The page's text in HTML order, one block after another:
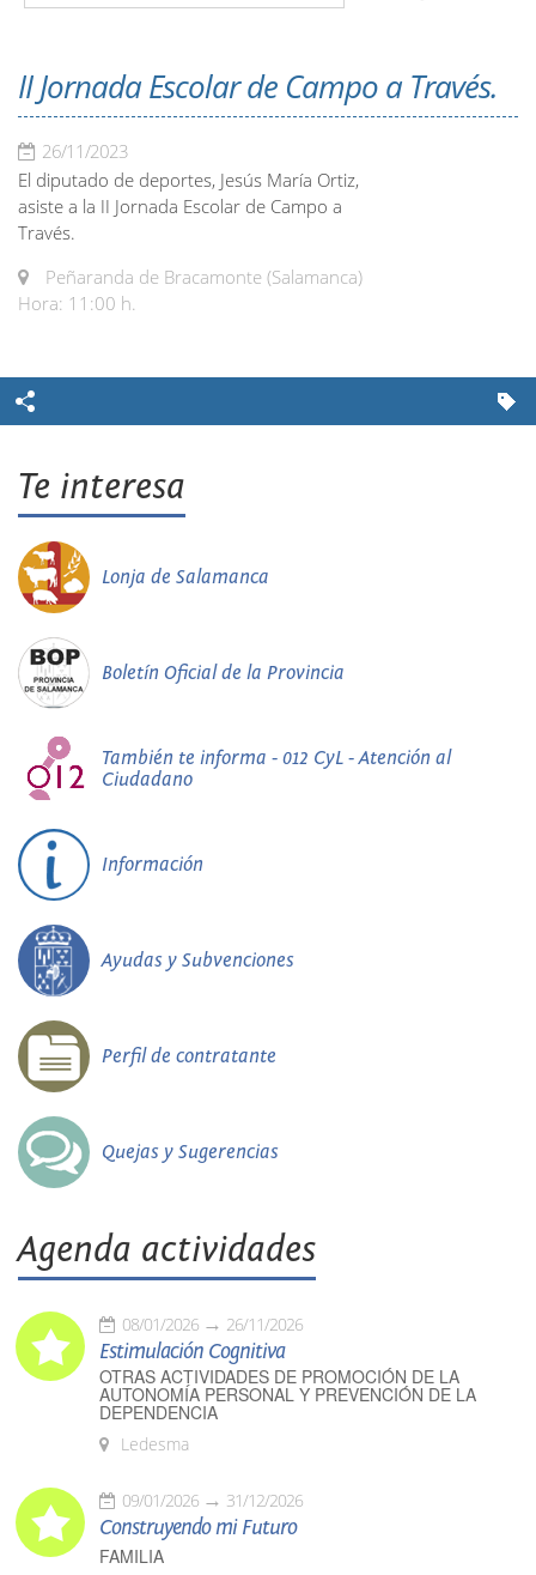
II Jornada Escolar de Campo a Través.
26/11/2023
El diputado de deportes, Jesús María Ortiz,
asiste a la II Jornada Escolar de Campo a
Través.
Peñaranda de Bracamonte (Salamanca)
Hora: 11:00 h.
Te interesa
Lonja de Salamanca
Boletín Oficial de la Provincia
También te informa - 012 CyL - Atención al
Ciudadano
Información
Ayudas y Subvenciones
Perfil de contratante
Quejas y Sugerencias
Agenda actividades
08/01/2026 26/11/2026
Estimulación Cognitiva
OTRAS ACTIVIDADES DE PROMOCIÓN DE LA
AUTONOMÍA PERSONAL Y PREVENCIÓN DE LA
DEPENDENCIA
Ledesma
09/01/2026 31/12/2026
Construyendo mi Futuro
FAMILIA